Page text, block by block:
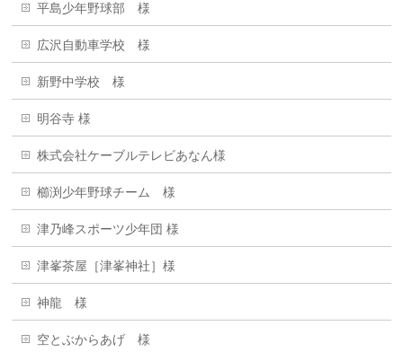
平島少年野球部 様
広沢自動車学校 様
新野中学校 様
明谷寺 様
株式会社ケーブルテレビあなん様
櫛渕少年野球チーム 様
津乃峰スポーツ少年団 様
津峯茶屋［津峯神社］様
神龍 様
空とぶからあげ 様